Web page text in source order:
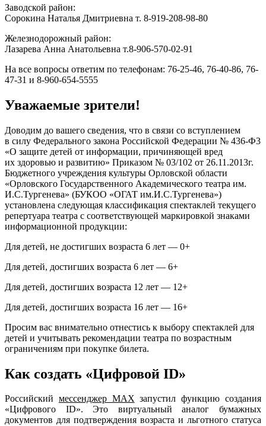
Заводской район:
Сорокина Наталья Дмитриевна т. 8-919-208-98-80
Железнодорожный район:
Лазарева Анна Анатольевна т.8-906-570-02-91
На все вопросы ответим по телефонам: 76-25-46, 76-40-86, 76-
47-31 и 8-960-654-5555
Уважаемые зрители!
Доводим до вашего сведения, что в связи со вступлением
в силу Федерального закона Российской Федерации № 436-Ф3
«О защите детей от информации, причиняющей вред
их здоровью и развитию» Приказом № 03/102 от 26.11.2013г.
Бюджетного учреждения культуры Орловской области
«Орловского Государственного Академического театра им.
И.С.Тургенева» (БУКОО «ОГАТ им.И.С.Тургенева»)
установлена следующая классификация спектаклей текущего
репертуара театра с соответствующей маркировкой знаками
информационной продукции:
Для детей, не достигших возраста 6 лет — 0+
Для детей, достигших возраста 6 лет — 6+
Для детей, достигших возраста 12 лет — 12+
Для детей, достигших возраста 16 лет — 16+
Просим вас внимательно отнестись к выбору спектаклей для
детей и учитывать рекомендации театра по возрастным
ограничениям при покупке билета.
Как создать «Цифровой ID»
Российский мессенджер MAXзапустил функцию создания
«Цифрового ID». Это виртуальный аналог бумажных
документов для подтверждения возраста и льготного статуса